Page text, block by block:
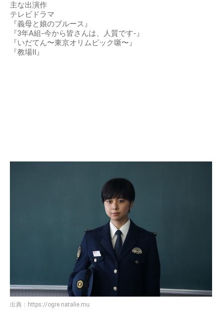
主な出演作
テレビドラマ
『義母と娘のブルース』
『3年A組-今から皆さんは、人質です-』
『いだてん〜東京オリムピック噺〜』
『教場II』
出典： https://ogre.natalie.mu